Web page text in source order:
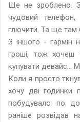
Ще не зроблено.
чудовий
глючити. Та ще там
З іншого - гармін
гроші, тож
купувати девайс...
Коли я просто
хочу дві годинки
побудувало по
раніше розвідав